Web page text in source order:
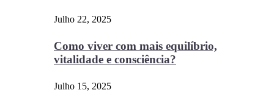
Julho 22, 2025
Como viver com mais equilíbrio,
vitalidade e consciência?
Julho 15, 2025